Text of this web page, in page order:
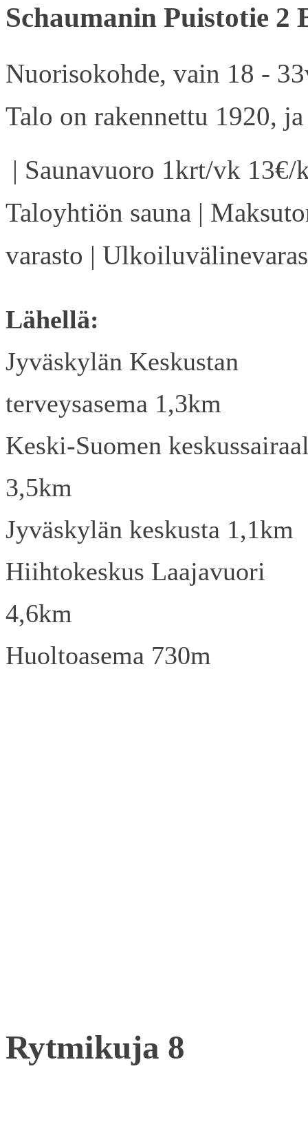
Schaumanin Puistotie 2
Nuorisokohde, vain 18 -
Talo on rakennettu 1920,
| Saunavuoro 1krt/vk
Taloyhtiön sauna |
varasto |
Lähellä:
Jyväskylän Keskustan
terveysasema 1,3km
Keski-Suomen
3,5km
Jyväskylän keskusta 1,1km
Hiihtokeskus Laajavuori
4,6km
Huoltoasema 730m
Rytmikuja 8